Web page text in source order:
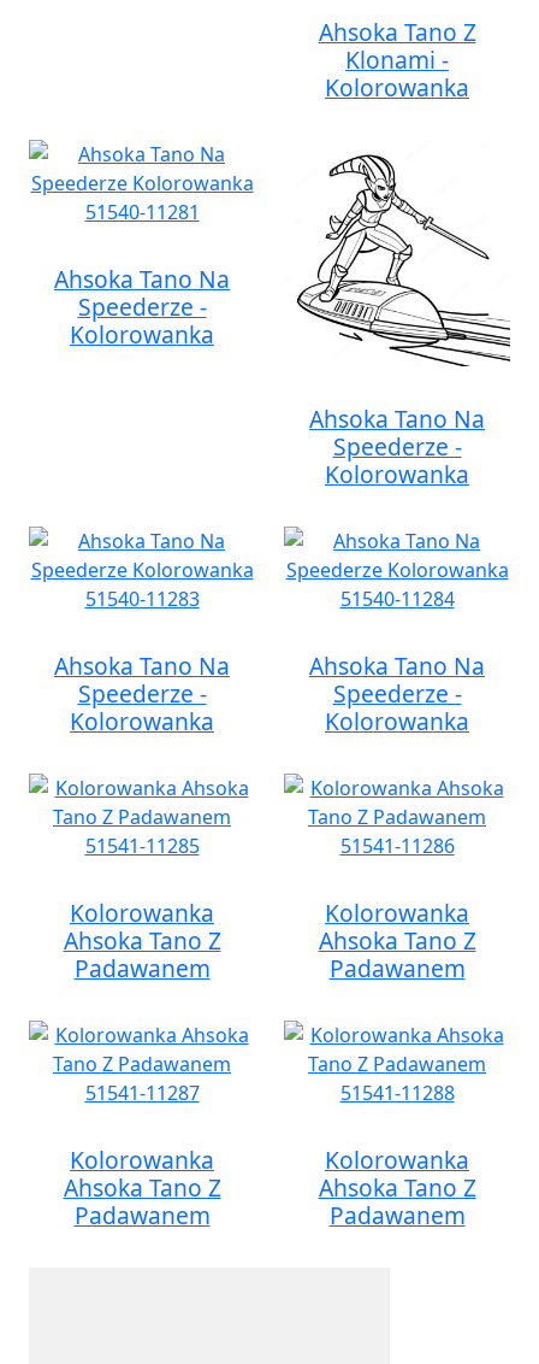
Ahsoka Tano Z
Klonami -
Kolorowanka
Ahsoka Tano Na
Speederze -
Kolorowanka
Ahsoka Tano Na
Speederze -
Kolorowanka
Ahsoka Tano Na
Speederze -
Kolorowanka
Ahsoka Tano Na
Speederze -
Kolorowanka
Kolorowanka
Ahsoka Tano Z
Padawanem
Kolorowanka
Ahsoka Tano Z
Padawanem
Kolorowanka
Ahsoka Tano Z
Padawanem
Kolorowanka
Ahsoka Tano Z
Padawanem